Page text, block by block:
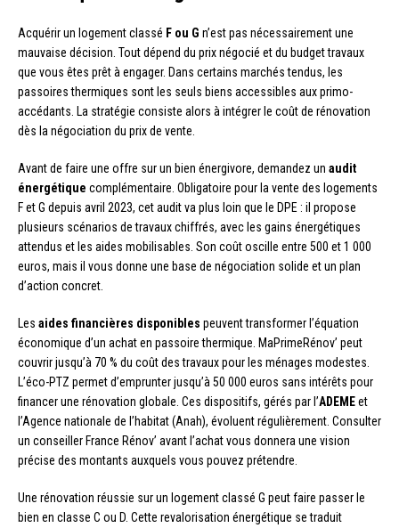
Acquérir un logement classé F ou G n’est pas nécessairement une
mauvaise décision. Tout dépend du prix négocié et du budget travaux
que vous êtes prêt à engager. Dans certains marchés tendus, les
passoires thermiques sont les seuls biens accessibles aux primo-
accédants. La stratégie consiste alors à intégrer le coût de rénovation
dès la négociation du prix de vente.
Avant de faire une offre sur un bien énergivore, demandez un audit
énergétique complémentaire. Obligatoire pour la vente des logements
F et G depuis avril 2023, cet audit va plus loin que le DPE : il propose
plusieurs scénarios de travaux chiffrés, avec les gains énergétiques
attendus et les aides mobilisables. Son coût oscille entre 500 et 1 000
euros, mais il vous donne une base de négociation solide et un plan
d’action concret.
Les aides financières disponibles peuvent transformer l’équation
économique d’un achat en passoire thermique. MaPrimeRénov’ peut
couvrir jusqu’à 70 % du coût des travaux pour les ménages modestes.
L’éco-PTZ permet d’emprunter jusqu’à 50 000 euros sans intérêts pour
financer une rénovation globale. Ces dispositifs, gérés par l’ADEMEet
l’Agence nationale de l’habitat (Anah), évoluent régulièrement. Consulter
un conseiller France Rénov’ avant l’achat vous donnera une vision
précise des montants auxquels vous pouvez prétendre.
Une rénovation réussie sur un logement classé G peut faire passer le
bien en classe C ou D. Cette revalorisation énergétique se traduit